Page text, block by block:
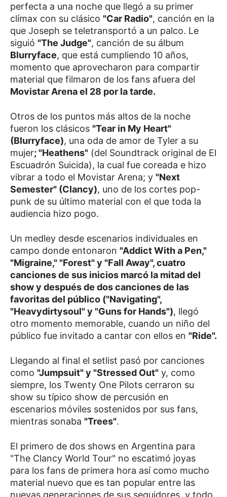
perfecta a una noche que llegó a su primer
clímax con su clásico "Car Radio", canción en la
que Joseph se teletransportó a un palco. Le
siguió "The Judge", canción de su álbum
Blurryface, que está cumpliendo 10 años,
momento que aprovecharon para compartir
material que filmaron de los fans afuera del
Movistar Arena el 28 por la tarde.
Otros de los puntos más altos de la noche
fueron los clásicos "Tear in My Heart"
(Blurryface), una oda de amor de Tyler a su
mujer; "Heathens" (del Soundtrack original de El
Escuadrón Suicida), la cual fue coreada e hizo
vibrar a todo el Movistar Arena; y "Next
Semester" (Clancy), uno de los cortes pop-
punk de su último material con el que toda la
audiencia hizo pogo.
Un medley desde escenarios individuales en
campo donde entonaron "Addict With a Pen,"
"Migraine," "Forest" y "Fall Away", cuatro
canciones de sus inicios marcó la mitad del
show y después de dos canciones de las
favoritas del público ("Navigating",
"Heavydirtysoul" y "Guns for Hands"), llegó
otro momento memorable, cuando un niño del
público fue invitado a cantar con ellos en "Ride".
Llegando al final el setlist pasó por canciones
como "Jumpsuit" y "Stressed Out" y, como
siempre, los Twenty One Pilots cerraron su
show su típico show de percusión en
escenarios móviles sostenidos por sus fans,
mientras sonaba "Trees".
El primero de dos shows en Argentina para
"The Clancy World Tour" no escatimó joyas
para los fans de primera hora así como mucho
material nuevo que es tan popular entre las
nuevas generaciones de sus seguidores, y todo